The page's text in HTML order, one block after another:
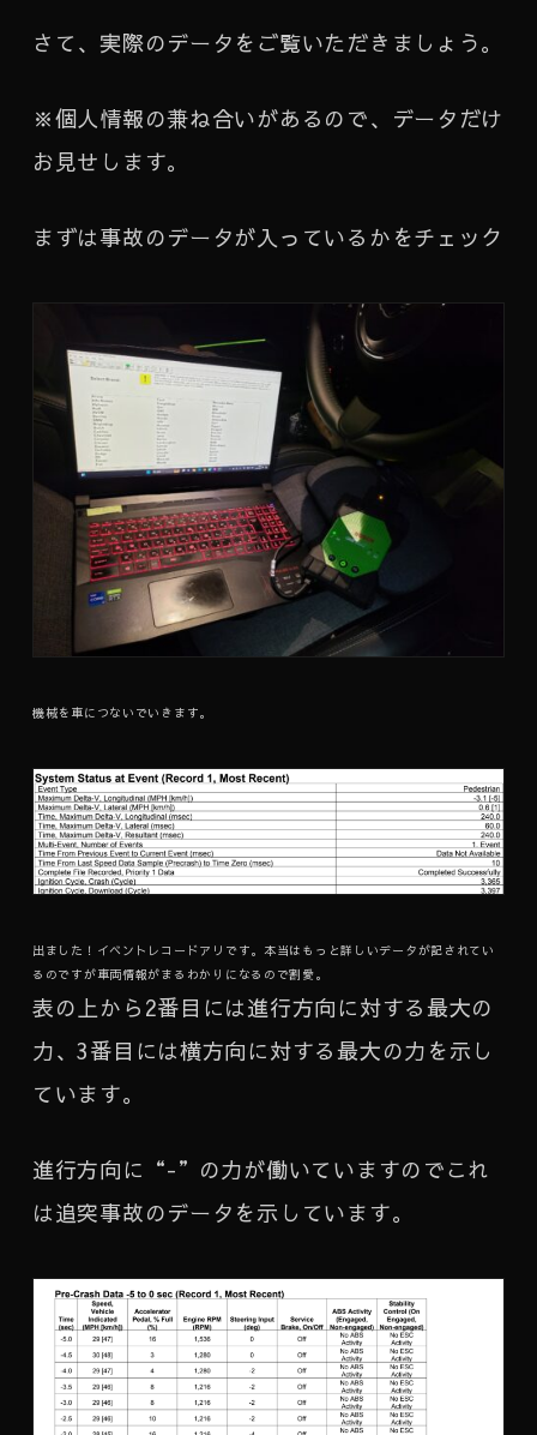
さて、実際のデータをご覧いただきましょう。
※個人情報の兼ね合いがあるので、データだけ
お見せします。
まずは事故のデータが入っているかをチェック
機械を車につないでいきます。
出ました！イベントレコードアリです。本当はもっと詳しいデータが記されてい
るのですが車両情報がまるわかりになるので割愛。
表の上から2番目には進行方向に対する最大の
力、3番目には横方向に対する最大の力を示し
ています。
進行方向に“-”の力が働いていますのでこれ
は追突事故のデータを示しています。